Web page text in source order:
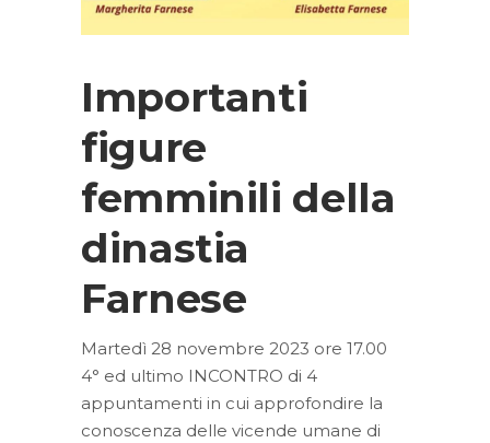
Importanti
figure
femminili della
dinastia
Farnese
Martedì 28 novembre 2023 ore 17.00
4° ed ultimo INCONTRO di 4
appuntamenti in cui approfondire la
conoscenza delle vicende umane di